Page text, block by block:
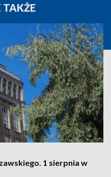
TAKŻE
1 sierpnia w